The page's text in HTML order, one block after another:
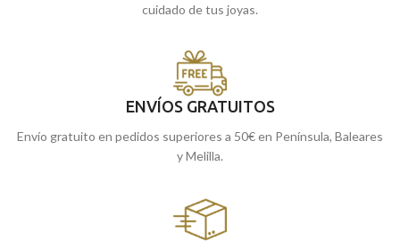
cuidado de tus joyas.
ENVÍOS GRATUITOS
Envío gratuito en pedidos superiores a 50€ en Península, Baleares
y Melilla.